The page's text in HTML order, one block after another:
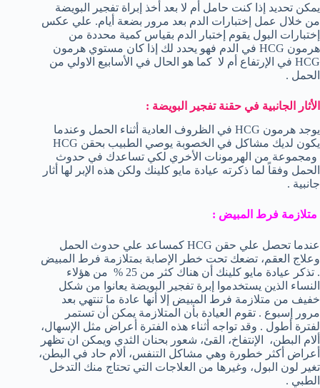
يمكن تحديد إذا كنت حامل أم لا بعد أخذ إبراة تفجير البويضة
من خلال عمل إختبارات الدم بعد مرور بضعة أيام. علي عكس
إختبارات البول يقوم إختبار الدم بقياس كمية محددة من
هرمون HCG في الدم فهو يحدد لك إذا كان مستوي هرمون
HCG في الإرتفاع أم لا كما هو الحال في الأسابيع الاولي من
الحمل .
الأثار الجانبية في حقنة تفجير البويضة :
يوجد هرمون HCG في الظروف العادية أثناء الحمل وعندما
يكون لديك مشاكل في الخصوبة يوصي الطبيب بحقن HCG
ومجموعة من الهرمونات الأخري لكي تساعدك في حدوث
الحمل وفقاً لما ذكرته عيادة مايو كلينك ولكن هذه الإبر لها أثار
جانبية .
متلازمة فرط المبيض :
عندما تحصل علي حقن HCG كمساعد علي حدوث الحمل
وعلاج العقم، تضعك تحت خطر الإصابة بمتلازمة فرط المبيض
. تذكر عيادة مايو كلينك أن هناك كثر من 25 % من هؤلاء
النساء الذين يستخدموا إبرة تفجير البويضة يعانوا من شكل
خفيف من متلازمة فرط المبيض إلا أنها عادة ما تنتهي بعد
مرور إسبوع . تقوم العيادة بأن المتلازمة يمكن أن تستمر
لفترة أطول . وقد تواجه أثناء هذه الفترة أعراض مثل الإسهال،
ألام البطن، الإنتفاخ، القئ، شعور بحنان الثدي ويمكن ان تظهر
أعراض أكثر خطورة وهي مشاكل التنفس، ألام حاد في البطن،
تغير لون البول، وغيرها من العلاجات التي تحتاج منك التدخل
الطبي .